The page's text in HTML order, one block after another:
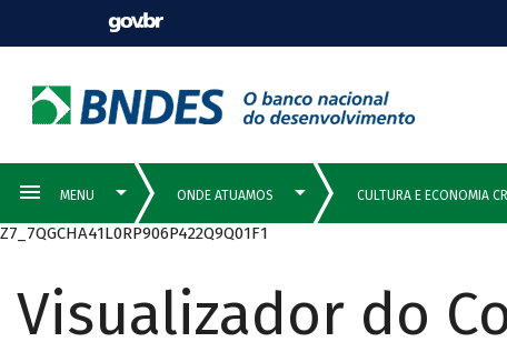
Z7_7QGCHA41L0RP906P422Q9Q01F1
Visualizador do